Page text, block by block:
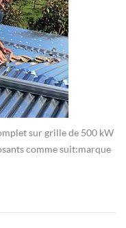
sur grille de 500 kW
comme suit:marque